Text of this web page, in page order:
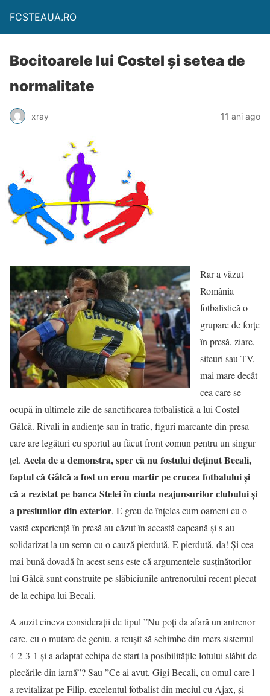
FCSTEAUA.RO
Bocitoarele lui Costel şi setea de
normalitate
xray 11 ani ago
Rar a văzut
România
fotbalistică o
grupare de forţe
în presă, ziare,
siteuri sau TV,
mai mare decât
cea care se
ocupă în ultimele zile de sanctificarea fotbalistică a lui Costel
Gâlcă. Rivali în audienţe sau în trafic, figuri marcante din presa
care are legături cu sportul au făcut front comun pentru un singur
ţel. Acela de a demonstra, sper că nu fostului deţinut Becali,
faptul că Gâlcă a fost un erou martir pe crucea fotbalului şi
că a rezistat pe banca Stelei în ciuda neajunsurilor clubului şi
a presiunilor din exterior. E greu de înţeles cum oameni cu o
vastă experienţă în presă au căzut în această capcană şi s-au
solidarizat la un semn cu o cauză pierdută. E pierdută, da! Şi cea
mai bună dovadă în acest sens este că argumentele susţinătorilor
lui Gâlcă sunt construite pe slăbiciunile antrenorului recent plecat
de la echipa lui Becali.
A auzit cineva consideraţii de tipul ”Nu poţi da afară un antrenor
care, cu o mutare de geniu, a reuşit să schimbe din mers sistemul
4-2-3-1 şi a adaptat echipa de start la posibilităţile lotului slăbit de
plecările din iarnă”? Sau ”Ce ai avut, Gigi Becali, cu omul care l-
a revitalizat pe Filip, excelentul fotbalist din meciul cu Ajax, şi